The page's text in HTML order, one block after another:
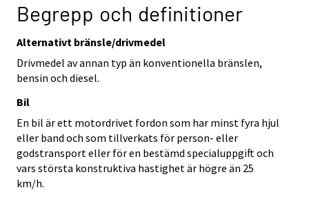
Begrepp och definitioner
Alternativt bränsle/drivmedel
Drivmedel av annan typ än konventionella bränslen,
bensin och diesel.
Bil
En bil är ett motordrivet fordon som har minst fyra hjul
eller band och som tillverkats för person- eller
godstransport eller för en bestämd specialuppgift och
vars största konstruktiva hastighet är högre än 25
km/h.